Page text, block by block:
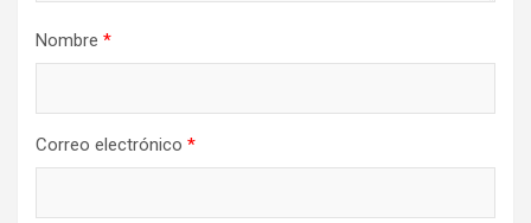
Nombre *
Correo electrónico *